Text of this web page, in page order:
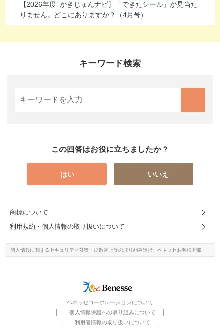
【2026年度_かきじゅんナビ】「できたシール」が見当た
りません。どこにありますか？（4月号）
キーワード検索
この回答はお役に立ちましたか？
はい いいえ
商標について
利用規約・個人情報の取り扱いについて
個人情報に関するセキュリティ対策・ 拡散防止等の取り組み進捗 : ベネッセお客様本部
ベネッセコーポレーションについて
個人情報保護への取り組みについて
利用者情報の取り扱いについて